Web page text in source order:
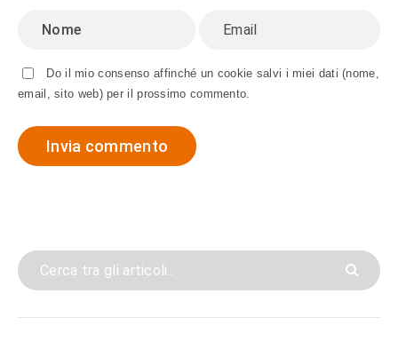
Do il mio consenso affinché un cookie salvi i miei dati (nome,
email, sito web) per il prossimo commento.